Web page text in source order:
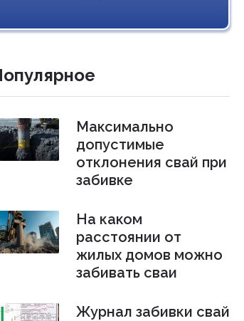
Максимально
допустимые
отклонения свай при
забивке
На каком
расстоянии от
жилых домов можно
забивать сваи
Журнал забивки свай